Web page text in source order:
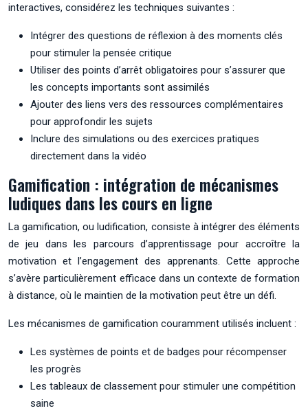
interactives, considérez les techniques suivantes :
Intégrer des questions de réflexion à des moments clés
pour stimuler la pensée critique
Utiliser des points d’arrêt obligatoires pour s’assurer que
les concepts importants sont assimilés
Ajouter des liens vers des ressources complémentaires
pour approfondir les sujets
Inclure des simulations ou des exercices pratiques
directement dans la vidéo
Gamification : intégration de mécanismes
ludiques dans les cours en ligne
La gamification, ou ludification, consiste à intégrer des éléments
de jeu dans les parcours d’apprentissage pour accroître la
motivation et l’engagement des apprenants. Cette approche
s’avère particulièrement efficace dans un contexte de formation
à distance, où le maintien de la motivation peut être un défi.
Les mécanismes de gamification couramment utilisés incluent :
Les systèmes de points et de badges pour récompenser
les progrès
Les tableaux de classement pour stimuler une compétition
saine